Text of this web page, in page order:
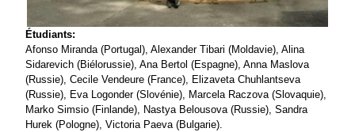
Étudiants:
Afonso Miranda (Portugal), Alexander Tibari (Moldavie), Alina
Sidarevich (Biélorussie), Ana Bertol (Espagne), Anna Maslova
(Russie), Cecile Vendeure (France), Elizaveta Chuhlantseva
(Russie), Eva Logonder (Slovénie), Marcela Raczova (Slovaquie),
Marko Simsio (Finlande), Nastya Belousova (Russie), Sandra
Hurek (Pologne), Victoria Paeva (Bulgarie).